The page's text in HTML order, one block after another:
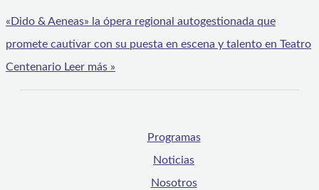
«Dido & Aeneas» la ópera regional autogestionada que
promete cautivar con su puesta en escena y talento en Teatro
Centenario Leer más »
Programas
Noticias
Nosotros